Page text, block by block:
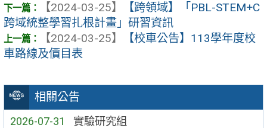
相關公告
2026-07-31 實驗研究組
【2024-03-25】
【跨領域】「PBL-STEM+C
跨域統整學習扎根計畫」研習資訊
【2024-03-25】
【校車公告】113學年度校
車路線及價目表